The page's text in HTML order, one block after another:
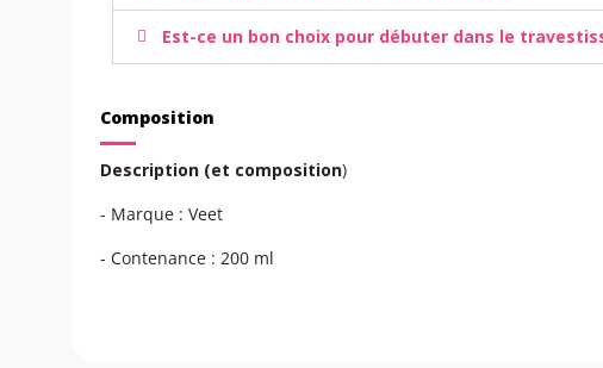
Est-ce un bon choix pour débuter dans le
Composition
Description (et composition)
- Marque : Veet
- Contenance : 200 ml